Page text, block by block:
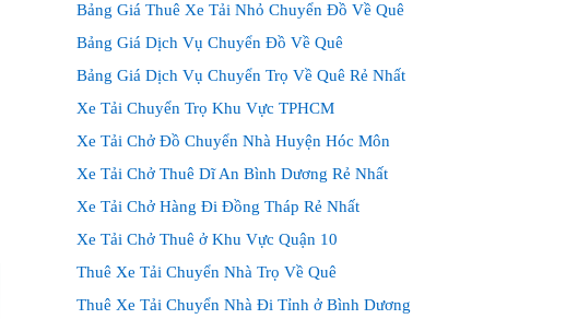
Bảng Giá Thuê Xe Tải Nhỏ Chuyển Đồ Về Quê
Bảng Giá Dịch Vụ Chuyển Đồ Về Quê
Bảng Giá Dịch Vụ Chuyển Trọ Về Quê Rẻ Nhất
Xe Tải Chuyển Trọ Khu Vực TPHCM
Xe Tải Chở Đồ Chuyển Nhà Huyện Hóc Môn
Xe Tải Chở Thuê Dĩ An Bình Dương Rẻ Nhất
Xe Tải Chở Hàng Đi Đồng Tháp Rẻ Nhất
Xe Tải Chở Thuê ở Khu Vực Quận 10
Thuê Xe Tải Chuyển Nhà Trọ Về Quê
Thuê Xe Tải Chuyển Nhà Đi Tỉnh ở Bình Dương